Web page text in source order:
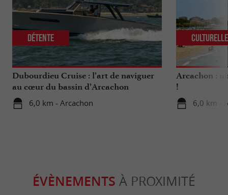
Dubourdieu Cruise : l’art de naviguer
au cœur du bassin d’Arcachon
6,0 km - Arcachon
Détente
Arcachon :
!
6,0 km -
Culturelle
ÉVÈNEMENTS À PROXIMITÉ